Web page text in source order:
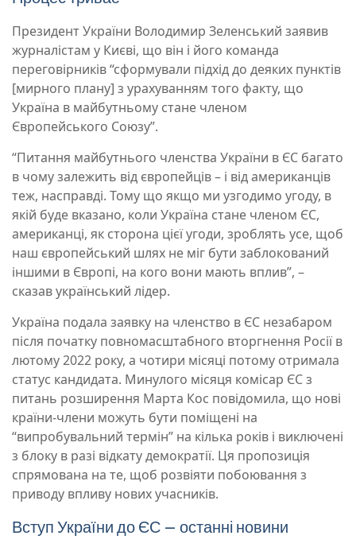
Президент України Володимир Зеленський заявив
журналістам у Києві, що він і його команда
переговірників “сформували підхід до деяких пунктів
[мирного плану] з урахуванням того факту, що
Україна в майбутньому стане членом
Європейського Союзу”.
“Питання майбутнього членства України в ЄС багато
в чому залежить від європейців – і від американців
теж, насправді. Тому що якщо ми узгодимо угоду, в
якій буде вказано, коли Україна стане членом ЄС,
американці, як сторона цієї угоди, зроблять усе, щоб
наш європейський шлях не міг бути заблокований
іншими в Європі, на кого вони мають вплив”, –
сказав український лідер.
Україна подала заявку на членство в ЄС незабаром
після початку повномасштабного вторгнення Росії в
лютому 2022 року, а чотири місяці потому отримала
статус кандидата. Минулого місяця комісар ЄС з
питань розширення Марта Кос повідомила, що нові
країни-члени можуть бути поміщені на
“випробувальний термін” на кілька років і виключені
з блоку в разі відкату демократії. Ця пропозиція
спрямована на те, щоб розвіяти побоювання з
приводу впливу нових учасників.
Вступ України до ЄС – останні новини